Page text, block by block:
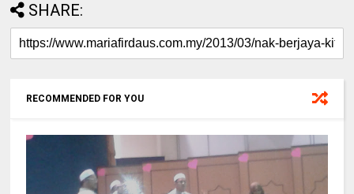
SHARE:
RECOMMENDED FOR YOU